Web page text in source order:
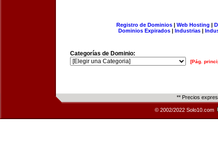
Registro de Dominios| Web Hosting |
Dominios Expirados | Industrias |
Categorías de Dominio:
[Pág.
** Precios
© 2002/2022 Solo10.com